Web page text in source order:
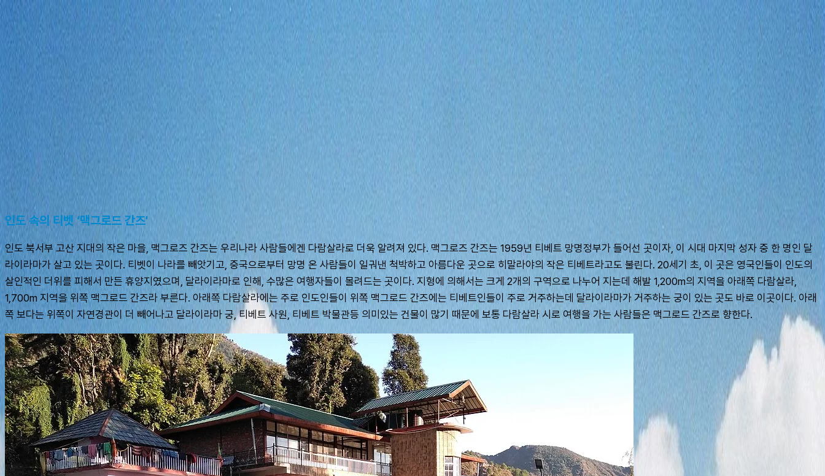
여행지
스타일
신발끈 정보
가이드
셀프가이드
AI
슈캐스트:
맥그로드 간즈
shoecast
맥그로드 간즈
인도 속의 티벳 ‘맥그로드 간즈'
인도 북서부 고산 지대의 작은 마을, 맥그로즈 간즈는 우리나라 사람들에겐 다람살라로 더욱 알려져 있다. 맥그로즈 간즈는 1959년 티베트 망명정부가 들어선 곳이자, 이 시대 마지막 성자 중 한 명인 달
라이라마가 살고 있는 곳이다. 티벳이 나라를 빼앗기고, 중국으로부터 망명 온 사람들이 일궈낸 척박하고 아름다운 곳으로 히말라야의 작은 티베트라고도 불린다. 20세기 초, 이 곳은 영국인들이 인도의
살인적인 더위를 피해서 만든 휴양지였으며, 달라이라마로 인해, 수많은 여행자들이 몰려드는 곳이다. 지형에 의해서는 크게 2개의 구역으로 나누어 지는데 해발 1,200m의 지역을 아래쪽 다람살라,
1,700m 지역을 위쪽 맥그로드 간즈라 부른다. 아래쪽 다람살라에는 주로 인도인들이 위쪽 맥그로드 간즈에는 티베트인들이 주로 거주하는데 달라이라마가 거주하는 궁이 있는 곳도 바로 이곳이다. 아래
쪽 보다는 위쪽이 자연경관이 더 빼어나고 달라이라마 궁, 티베트 사원, 티베트 박물관등 의미있는 건물이 많기 때문에 보통 다람살라 시로 여행을 가는 사람들은 맥그로드 간즈로 향한다.